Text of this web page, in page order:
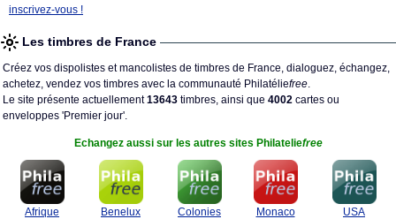
inscrivez-vous !
Les timbres de France
Créez vos dispolistes et mancolistes de timbres de France, dialoguez, échangez,
achetez, vendez vos timbres avec la communauté Philatéliefree.
Le site présente actuellement13643 timbres, ainsi que 4002 cartes ou
enveloppes 'Premier jour'.
Echangez aussi sur les autres sites Philateliefree
Afrique Benelux Colonies Monaco USA